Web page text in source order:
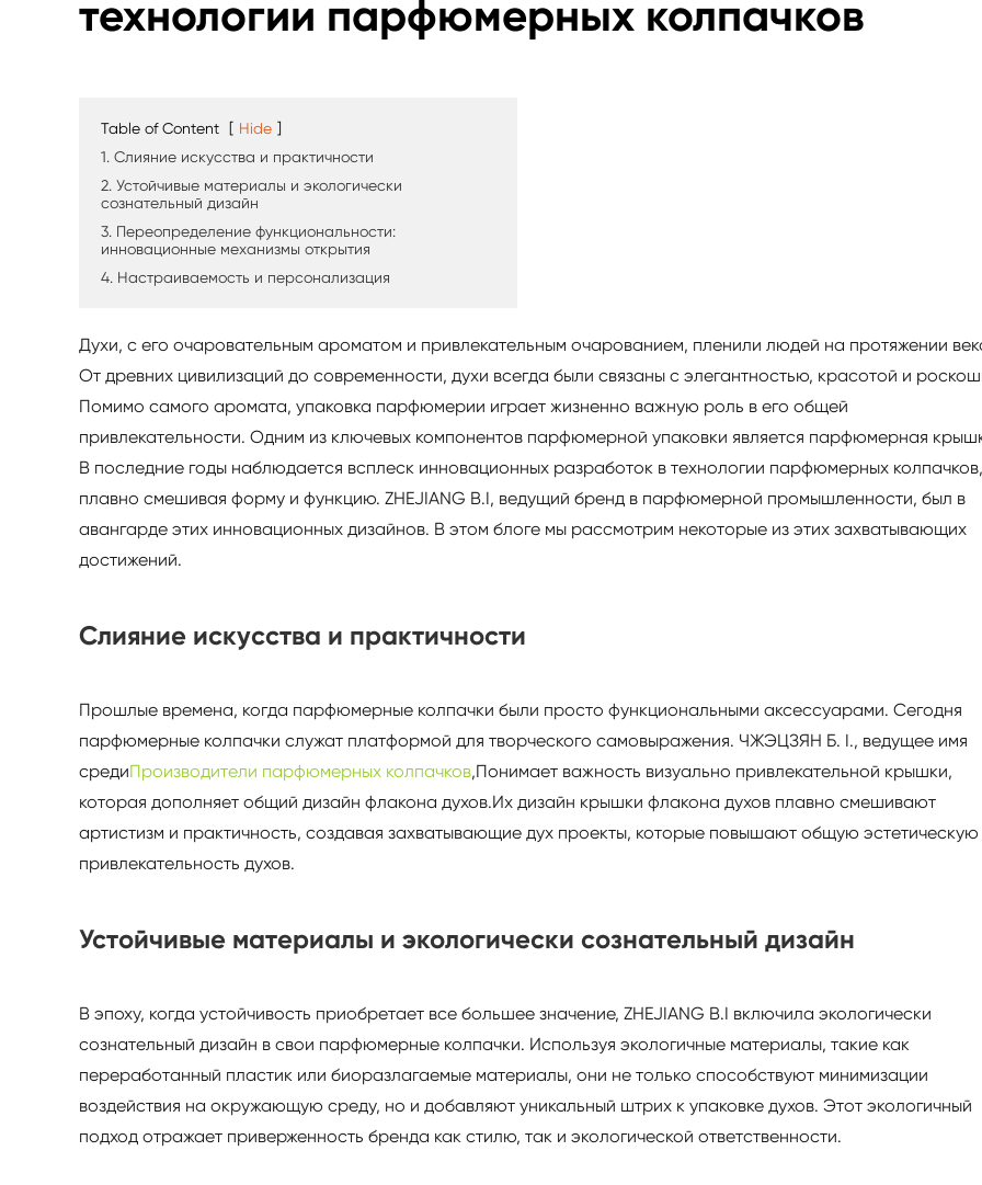
технологии парфюмерных колпачков
Table of Content [ Hide ]
1. Слияние искусства и практичности
2. Устойчивые материалы и экологически
сознательный дизайн
3. Переопределение функциональности:
инновационные механизмы открытия
4. Настраиваемость и персонализация
Духи, с его очаровательным ароматом и привлекательным очарованием, пленили людей на протяжении
От древних цивилизаций до современности, духи всегда были связаны с элегантностью, красотой и
Помимо самого аромата, упаковка парфюмерии играет жизненно важную роль в его общей
привлекательности. Одним из ключевых компонентов парфюмерной упаковки является парфюмерная
В последние годы наблюдается всплеск инновационных разработок в технологии парфюмерных колпачков,
плавно смешивая форму и функцию. ZHEJIANG B.I, ведущий бренд в парфюмерной промышленности, был в
авангарде этих инновационных дизайнов. В этом блоге мы рассмотрим некоторые из этих захватывающих
достижений.
Слияние искусства и практичности
Прошлые времена, когда парфюмерные колпачки были просто функциональными аксессуарами. Сегодня
парфюмерные колпачки служат платформой для творческого самовыражения. ЧЖЭЦЗЯН Б. I., ведущее имя
средиПроизводители парфюмерных колпачков,Понимает важность визуально привлекательной крышки,
которая дополняет общий дизайн флакона духов.Их дизайн крышки флакона духов плавно смешивают
артистизм и практичность, создавая захватывающие дух проекты, которые повышают общую эстетическую
привлекательность духов.
Устойчивые материалы и экологически сознательный дизайн
В эпоху, когда устойчивость приобретает все большее значение, ZHEJIANG B.I включила экологически
сознательный дизайн в свои парфюмерные колпачки. Используя экологичные материалы, такие как
переработанный пластик или биоразлагаемые материалы, они не только способствуют минимизации
воздействия на окружающую среду, но и добавляют уникальный штрих к упаковке духов. Этот экологичный
подход отражает приверженность бренда как стилю, так и экологической ответственности.